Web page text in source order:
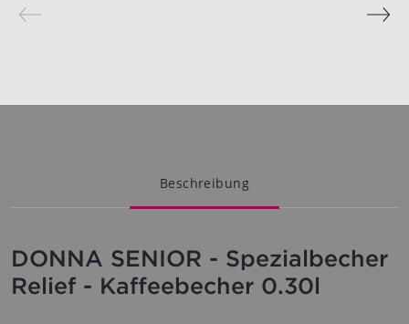
Beschreibung
DONNA SENIOR - Spezialbecher
Relief - Kaffeebecher 0.30l